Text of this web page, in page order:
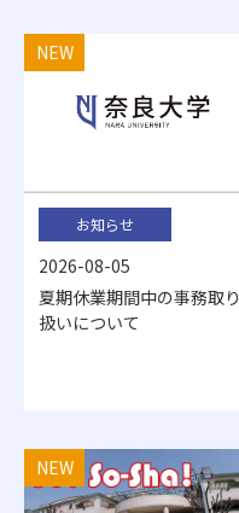
お知らせ
NEW
2026-08-05
夏期休業期間中の事務取り
扱いについて
NEW